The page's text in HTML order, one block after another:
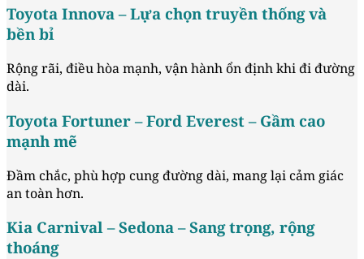
Toyota Innova – Lựa chọn truyền thống và
bền bỉ
Rộng rãi, điều hòa mạnh, vận hành ổn định khi đi đường
dài.
Toyota Fortuner – Ford Everest – Gầm cao
mạnh mẽ
Đầm chắc, phù hợp cung đường dài, mang lại cảm giác
an toàn hơn.
Kia Carnival – Sedona – Sang trọng, rộng
thoáng